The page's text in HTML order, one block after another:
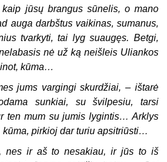
jūsų brangus sūnelis, o mano
auga darbštus vaikinas, sumanus,
tvarkyti, tai lyg suaugęs. Betgi,
nė už ką neišleis Uliankos
kūma…
jums vargingi skurdžiai, – ištarė
sunkiai, su švilpesiu, tarsi
ten mum su jumis lygintis… Arklys
pirkioj dar turiu apsitriūsti…
nes ir aš to nesakiau, ir jūs to iš